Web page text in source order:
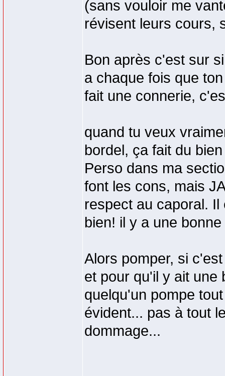
(sans vouloir me
révisent leurs cours,
Bon après c'est sur
a chaque fois que
fait une connerie,
quand tu veux
bordel, ça fait du
Perso dans ma
font les cons, mais
respect au caporal.
bien! il y a une
Alors pomper, si
et pour qu'il y ait une
quelqu'un pompe
évident... pas à tout
dommage...